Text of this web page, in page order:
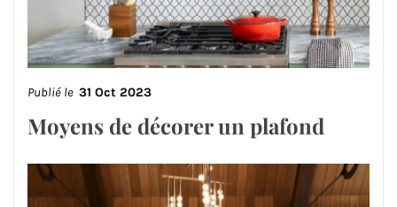
Publié le 31 Oct 2023
Moyens de décorer un plafond